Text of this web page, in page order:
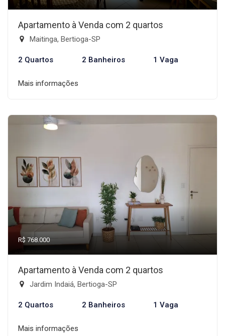
Apartamento à Venda com 2 quartos
Maitinga, Bertioga-SP
2 Quartos 2 Banheiros 1 Vaga
Mais informações
R$ 768.000
Apartamento à Venda com 2 quartos
Jardim Indaiá, Bertioga-SP
2 Quartos 2 Banheiros 1 Vaga
Mais informações